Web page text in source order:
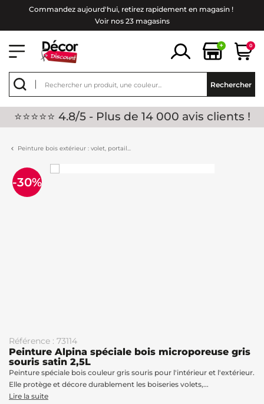
Commandez aujourd'hui, retirez rapidement en magasin !
Voir nos 23 magasins
+ 0
Rechercher
⭐⭐⭐⭐⭐ 4.8/5 - Plus de 14 000 avis clients !
Peinture bois extérieur : volet, portail...
-30%
Référence : 73114
Peinture Alpina spéciale bois microporeuse gris
souris satin 2,5L
Peinture spéciale bois couleur gris souris pour l'intérieur et l'extérieur.
Elle protège et décore durablement les boiseries volets,...
Lire la suite